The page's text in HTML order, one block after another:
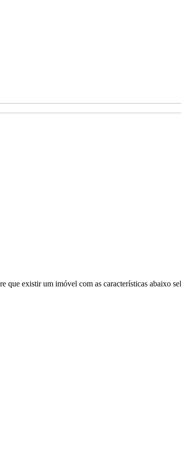
que existir um imóvel com as características abaixo